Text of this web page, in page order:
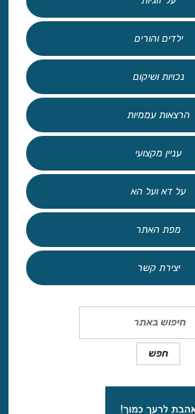
ילדים והורים
נכויות ושיקום
הרצאות עממיות
עניין מקצועי
על דא ועל הא
מפת האתר
יצירת קשר